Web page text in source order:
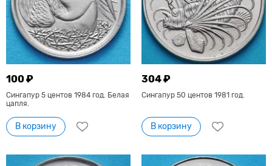
100 ₽
Сингапур 5 центов 1984 год. Белая
цапля.
В корзину
304 ₽
Сингапур 50 центов 1981 год.
В корзину